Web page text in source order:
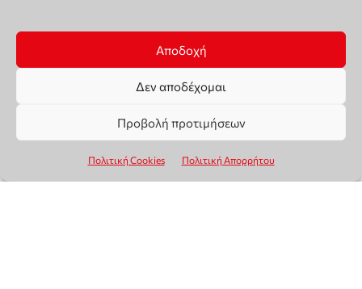
Αποδοχή
Δεν αποδέχομαι
Προβολή προτιμήσεων
Πολιτική Cookies Πολιτική Απορρήτου